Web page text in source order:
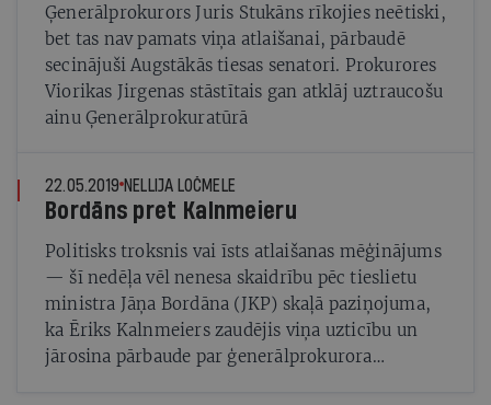
Ģenerālprokurors Juris Stukāns rīkojies neētiski,
bet tas nav pamats viņa atlaišanai, pārbaudē
secinājuši Augstākās tiesas senatori. Prokurores
Viorikas Jirgenas stāstītais gan atklāj uztraucošu
ainu Ģenerālprokuratūrā
22.05.2019 NELLIJA LOČMELE
Bordāns pret Kalnmeieru
Politisks troksnis vai īsts atlaišanas mēģinājums
— šī nedēļa vēl nenesa skaidrību pēc tieslietu
ministra Jāņa Bordāna (JKP) skaļā paziņojuma,
ka Ēriks Kalnmeiers zaudējis viņa uzticību un
jārosina pārbaude par ģenerālprokurora